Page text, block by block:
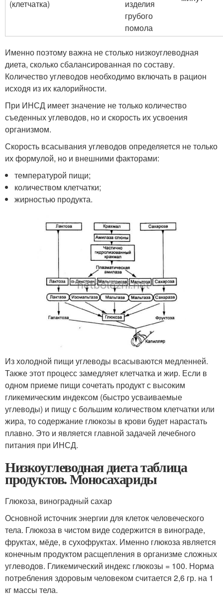
(клетчатка)
изделия
грубого
помола
Именно поэтому важна не столько низкоуглеводная
диета, сколько сбалансированная по составу.
Количество углеводов необходимо включать в рацион
исходя из их калорийности.
При ИНСД имеет значение не только количество
съеденных углеводов, но и скорость их усвоения
организмом.
Скорость всасывания углеводов определяется не только
их формулой, но и внешними факторами:
температурой пищи;
количеством клетчатки;
жирностью продукта.
Из холодной пищи углеводы всасываются медленней.
Также этот процесс замедляет клетчатка и жир. Если в
одном приеме пищи сочетать продукт с высоким
гликемическим индексом (быстро усваиваемые
углеводы) и пищу с большим количеством клетчатки или
жира, то содержание глюкозы в крови будет нарастать
плавно. Это и является главной задачей лечебного
питания при ИНСД.
Низкоуглеводная диета таблица
продуктов. Моносахариды
Глюкоза, виноградный сахар
Основной источник энергии для клеток человеческого
тела. Глюкоза в чистом виде содержится в винограде,
фруктах, мёде, в сухофруктах. Именно глюкоза является
конечным продуктом расщепления в организме сложных
углеводов. Гликемический индекс глюкозы = 100. Норма
потребления здоровым человеком считается 2,6 гр. на 1
кг массы тела.